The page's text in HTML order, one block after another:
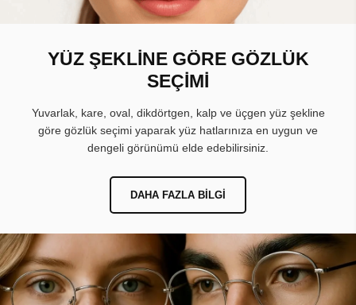
YÜZ ŞEKLİNE GÖRE GÖZLÜK
SEÇİMİ
Yuvarlak, kare, oval, dikdörtgen, kalp ve üçgen yüz şekline
göre gözlük seçimi yaparak yüz hatlarınıza en uygun ve
dengeli görünümü elde edebilirsiniz.
DAHA FAZLA BILGI